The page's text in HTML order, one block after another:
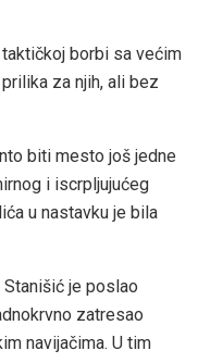
borbi sa većim
za njih, ali bez
biti mesto još jedne
i iscrpljujućeg
u nastavku je bila
je poslao
zatresao
navijačima. U tim